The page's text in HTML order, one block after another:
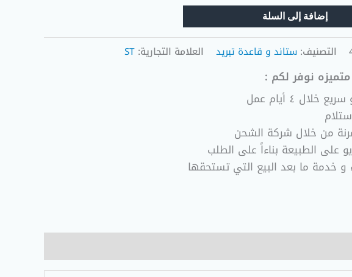
إضافة إلى السلة
التصنيف: ستاند و قاعدة تبريد العلامة التجارية: ST
نوفر لكم :
٤ أيام عمل
من خلال شركة الشحن
على الطبيعة بناءاً على الطلب
و خدمة ما بعد البيع التي تستحقها